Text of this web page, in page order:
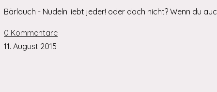
Bärlauch - Nudeln liebt jeder! oder doch nicht? Wenn du
0 Kommentare
11. August 2015